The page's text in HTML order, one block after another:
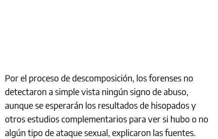
Por el proceso de descomposición, los forenses no
detectaron a simple vista ningún signo de abuso,
aunque se esperarán los resultados de hisopados y
otros estudios complementarios para ver si hubo o no
algún tipo de ataque sexual, explicaron las fuentes.